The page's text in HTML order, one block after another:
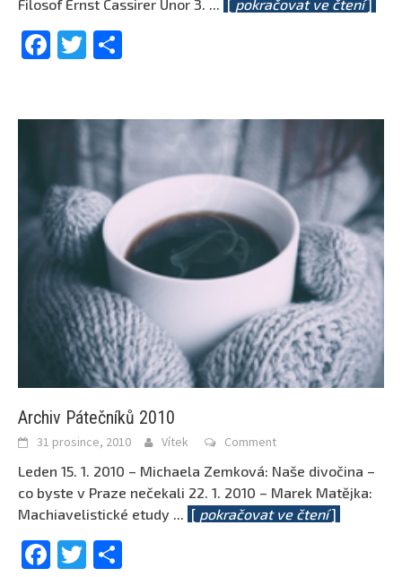
Filosof Ernst Cassirer Únor 3. ... [ pokračovat ve čtení]
Facebook
Twitter
Archiv Pátečníků 2010
31 prosince, 2010 Vítek Comment
Leden 15. 1. 2010 – Michaela Zemková: Naše divočina –
co byste v Praze nečekali 22. 1. 2010 – Marek Matějka:
Machiavelistické etudy ... [ pokračovat ve čtení]
Facebook
Twitter